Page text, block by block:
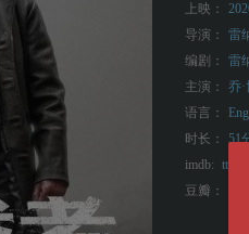
上映：
导演：
雷
编剧：
雷
主演：
乔
语言：
时长：
51
imdb:
豆瓣：